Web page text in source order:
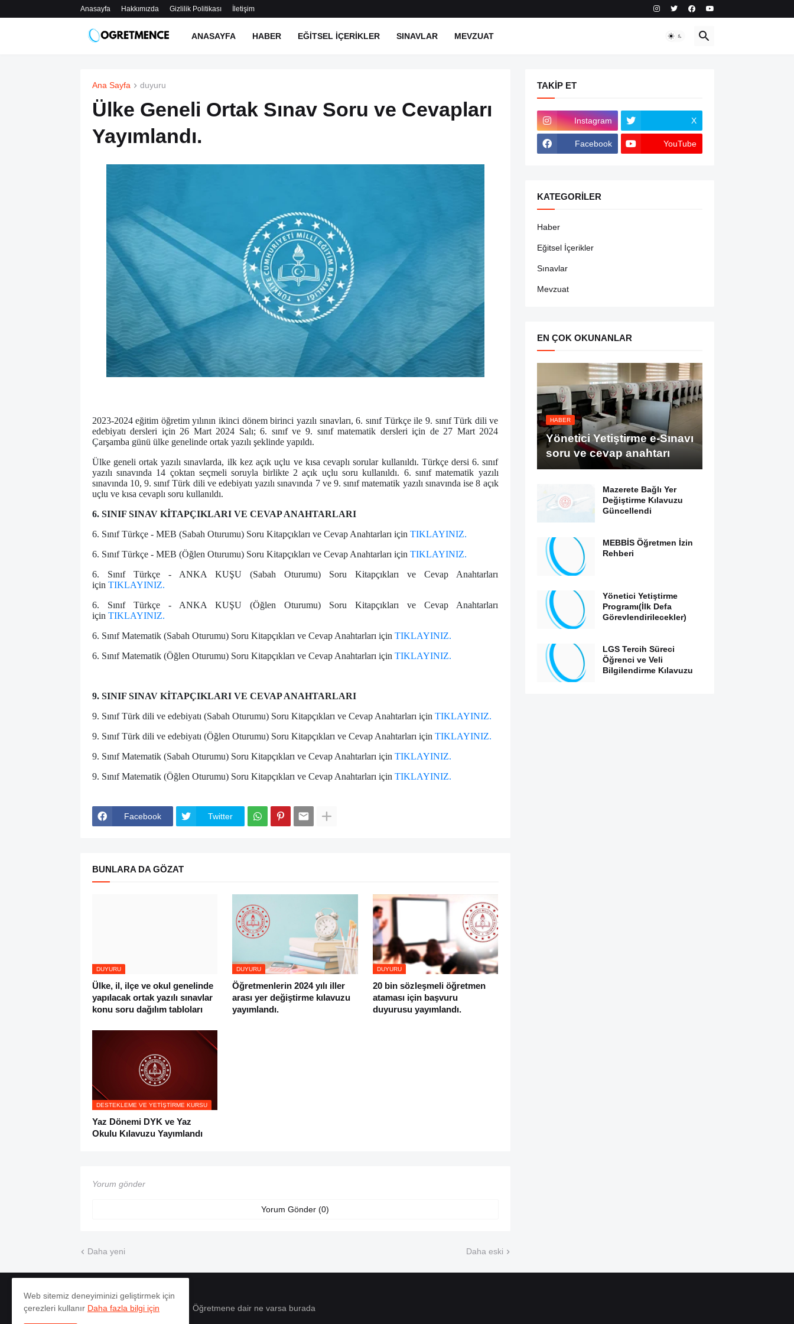
Anasayfa Hakkımızda Gizlilik Politikası İletişim
ANASAYFA HABER EĞITSEL İÇERIKLER SINAVLAR MEVZUAT
Ana Sayfa duyuru
Ülke Geneli Ortak Sınav Soru ve Cevapları
Yayımlandı.
2023-2024 eğitim öğretim yılının ikinci dönem birinci yazılı sınavları, 6. sınıf Türkçe ile 9. sınıf Türk dili ve
edebiyatı dersleri için 26 Mart 2024 Salı; 6. sınıf ve 9. sınıf matematik dersleri için de 27 Mart 2024
Çarşamba günü ülke genelinde ortak yazılı şeklinde yapıldı.
Ülke geneli ortak yazılı sınavlarda, ilk kez açık uçlu ve kısa cevaplı sorular kullanıldı. Türkçe dersi 6. sınıf
yazılı sınavında 14 çoktan seçmeli soruyla birlikte 2 açık uçlu soru kullanıldı. 6. sınıf matematik yazılı
sınavında 10, 9. sınıf Türk dili ve edebiyatı yazılı sınavında 7 ve 9. sınıf matematik yazılı sınavında ise 8 açık
uçlu ve kısa cevaplı soru kullanıldı.
6. SINIF SINAV KİTAPÇIKLARI VE CEVAP ANAHTARLARI
6. Sınıf Türkçe - MEB (Sabah Oturumu) Soru Kitapçıkları ve Cevap Anahtarları için TIKLAYINIZ.
6. Sınıf Türkçe - MEB (Öğlen Oturumu) Soru Kitapçıkları ve Cevap Anahtarları için TIKLAYINIZ.
6. Sınıf Türkçe - ANKA KUŞU (Sabah Oturumu) Soru Kitapçıkları ve Cevap Anahtarları
için TIKLAYINIZ.
6. Sınıf Türkçe - ANKA KUŞU (Öğlen Oturumu) Soru Kitapçıkları ve Cevap Anahtarları
için TIKLAYINIZ.
6. Sınıf Matematik (Sabah Oturumu) Soru Kitapçıkları ve Cevap Anahtarları için TIKLAYINIZ.
6. Sınıf Matematik (Öğlen Oturumu) Soru Kitapçıkları ve Cevap Anahtarları için TIKLAYINIZ.
9. SINIF SINAV KİTAPÇIKLARI VE CEVAP ANAHTARLARI
9. Sınıf Türk dili ve edebiyatı (Sabah Oturumu) Soru Kitapçıkları ve Cevap Anahtarları için TIKLAYINIZ.
9. Sınıf Türk dili ve edebiyatı (Öğlen Oturumu) Soru Kitapçıkları ve Cevap Anahtarları için TIKLAYINIZ.
9. Sınıf Matematik (Sabah Oturumu) Soru Kitapçıkları ve Cevap Anahtarları için TIKLAYINIZ.
9. Sınıf Matematik (Öğlen Oturumu) Soru Kitapçıkları ve Cevap Anahtarları için TIKLAYINIZ.
Facebook Twitter
BUNLARA DA GÖZAT
DUYURU
Ülke, il, ilçe ve okul genelinde
yapılacak ortak yazılı sınavlar
konu soru dağılım tabloları
DUYURU
Öğretmenlerin 2024 yılı iller
arası yer değiştirme kılavuzu
yayımlandı.
DUYURU
20 bin sözleşmeli öğretmen
ataması için başvuru
duyurusu yayımlandı.
DESTEKLEME VE YETIŞTIRME KURSU
Yaz Dönemi DYK ve Yaz
Okulu Kılavuzu Yayımlandı
Yorum gönder
Yorum Gönder (0)
Daha yeni Daha eski
TAKIP ET
Instagram X
Facebook YouTube
KATEGORILER
Haber
Eğitsel İçerikler
Sınavlar
Mevzuat
EN ÇOK OKUNANLAR
HABER
Yönetici Yetiştirme e-Sınavı
soru ve cevap anahtarı
Mazerete Bağlı Yer
Değiştirme Kılavuzu
Güncellendi
MEBBİS Öğretmen İzin
Rehberi
Yönetici Yetiştirme
Programı(İlk Defa
Görevlendirilecekler)
LGS Tercih Süreci
Öğrenci ve Veli
Bilgilendirme Kılavuzu
Öğretmene dair ne varsa burada
Web sitemiz deneyiminizi geliştirmek için
çerezleri kullanır Daha fazla bilgi için